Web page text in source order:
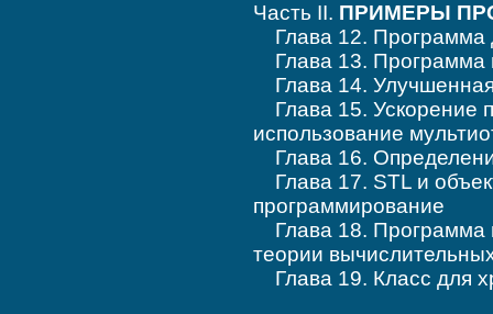
Часть II. ПРИМЕРЫ
Глава 12. Программа
Глава 13. Программа
Глава 14.
Глава 15. Ускорение
использование
Глава 16.
Глава 17. STL и
программирование
Глава 18. Программа
теории
Глава 19. Класс для